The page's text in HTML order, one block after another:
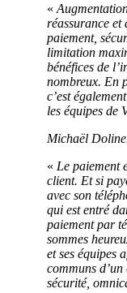
«
réassurance et
paiement,
limitation
bénéfices de
nombreux. En
c’est
les équipes de
Michaël
« Le paiement
client. Et si
avec son
qui est entré
paiement par
sommes
et ses équipes
communs
sécurité,